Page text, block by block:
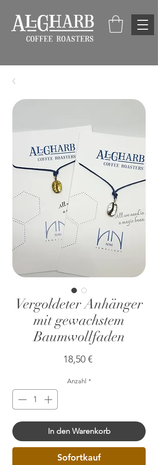
Vergoldeter Anhänger
mit gewachstem
Baumwollfaden
18,50 €Preis
Anzahl *
In den Warenkorb
Sofortkauf